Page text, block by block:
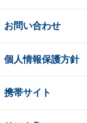
お問い合わせ
個人情報保護方針
携帯サイト